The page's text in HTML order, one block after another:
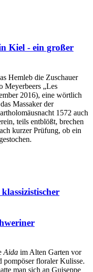
Kiel - ein großer
Hemleb die Zuschauer
Meyerbeers „Les
2016), eine wörtlich
Massaker der
1572 auch
teils entblößt, brechen
kurzer Prüfung, ob ein
Aida im Alten Garten vor
pompöser floraler Kulisse.
man sich an Guiseppe